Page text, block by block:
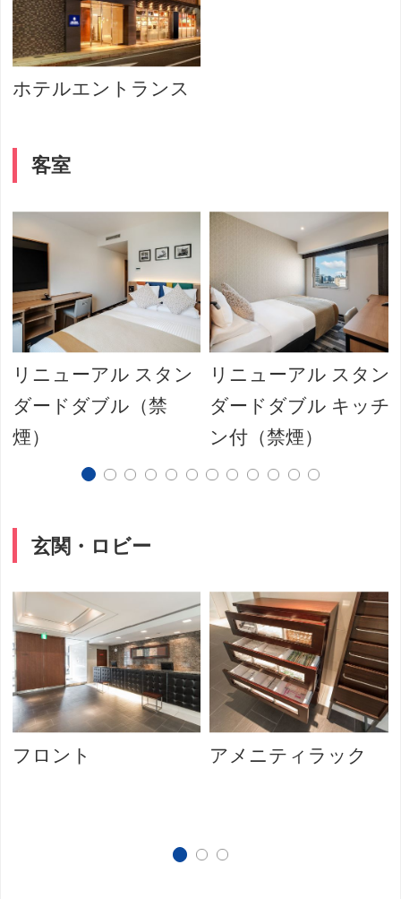
ホテルエントランス
客室
リニューアル スタン
ダードダブル（禁
煙）
リニューアル スタン
ダードダブル キッチ
ン付（禁煙）
玄関・ロビー
フロント アメニティラック